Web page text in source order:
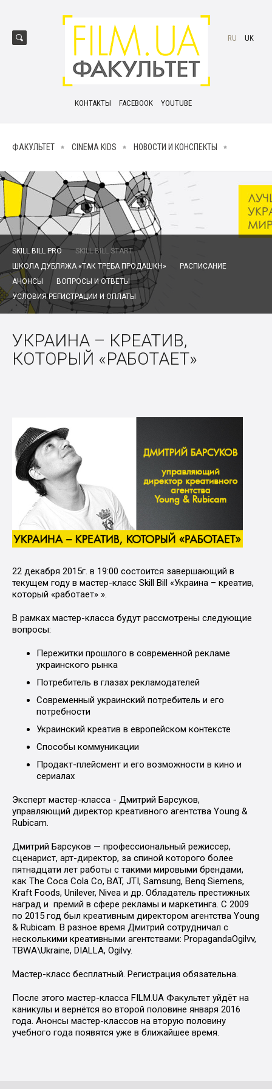
КОНТАКТЫ FACEBOOK YOUTUBE
RU UK
ФАКУЛЬТЕТ CINEMA KIDS НОВОСТИ И КОНСПЕКТЫ
SKILL BILL PRO
SKILL BILL START
ШКОЛА ДУБЛЯЖА «ТАК ТРЕБА ПРОДАШКН»
РАСПИСАНИЕ
АНОНСЫ
ВОПРОСЫ И ОТВЕТЫ
УСЛОВИЯ РЕГИСТРАЦИИ И ОПЛАТЫ
УКРАИНА – КРЕАТИВ,
КОТОРЫЙ «РАБОТАЕТ»
22 декабря 2015г. в 19:00 состоится завершающий в
текущем году в мастер-класс Skill Bill «Украина – креатив,
который «работает» ».
В рамках мастер-класса будут рассмотрены следующие
вопросы:
Пережитки прошлого в современной рекламе
украинского рынка
Потребитель в глазах рекламодателей
Современный украинский потребитель и его
потребности
Украинский креатив в европейском контексте
Способы коммуникации
Продакт-плейсмент и его возможности в кино и
сериалах
Эксперт мастер-класса - Дмитрий Барсуков,
управляющий директор креативного агентства Young &
Rubicam.
Дмитрий Барсуков — профессиональный режиссер,
сценарист, арт-директор, за спиной которого более
пятнадцати лет работы с такими мировыми брендами,
как The Coca Cola Co, BAT, JTI, Samsung, Benq Siemens,
Kraft Foods, Unilever, Nivea и др. Обладатель престижных
наград и премий в сфере рекламы и маркетинга. С 2009
по 2015 год был креативным директором агентства Young
& Rubicam. В разное время Дмитрий сотрудничал с
несколькими креативными агентствами: PropagandaOgilvv,
TBWA\Ukraine, DIALLA, Ogilvy.
Мастер-класс бесплатный. Регистрация обязательна.
После этого мастер-класса FILM.UA Факультет уйдёт на
каникулы и вернётся во второй половине января 2016
года. Анонсы мастер-классов на вторую половину
учебного года появятся уже в ближайшее время.